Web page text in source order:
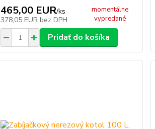
465,00 EUR/ks
378,05 EUR bez DPH
momentálne
vypredané
Pridať do košíka